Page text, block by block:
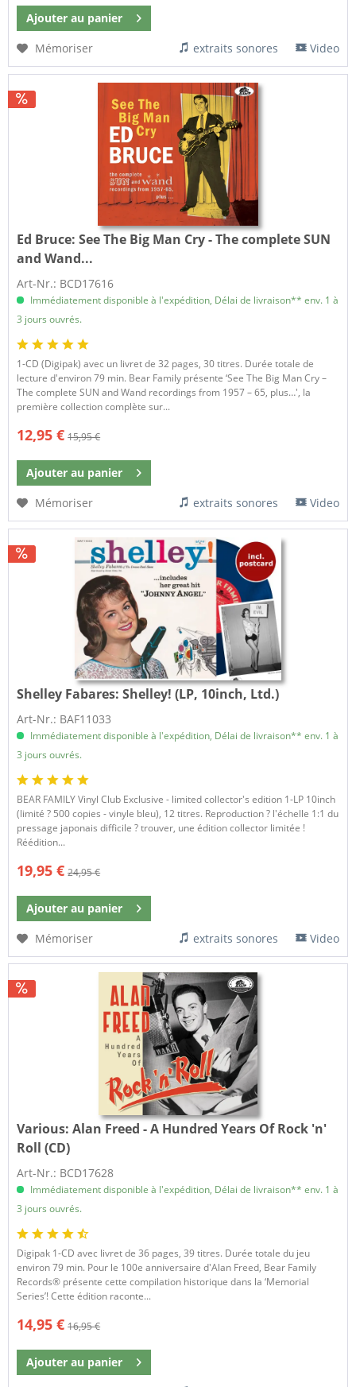
Ajouter au panier
Mémoriser
extraits sonores Video
Ed Bruce:See The Big Man Cry - The complete SUN
and Wand...
Art-Nr.: BCD17616
Immédiatement disponible à l'expédition, Délai de livraison** env. 1 à
3 jours ouvrés.
1-CD (Digipak) avec un livret de 32 pages, 30 titres. Durée totale de
lecture d'environ 79 min. Bear Family présente ‘See The Big Man Cry –
The complete SUN and Wand recordings from 1957 – 65, plus…', la
première collection complète sur...
12,95 € 15,95 €
Ajouter au panier
Mémoriser
extraits sonores Video
Shelley Fabares:Shelley! (LP, 10inch, Ltd.)
Art-Nr.: BAF11033
Immédiatement disponible à l'expédition, Délai de livraison** env. 1 à
3 jours ouvrés.
BEAR FAMILY Vinyl Club Exclusive - limited collector's edition 1-LP 10inch
(limité ? 500 copies - vinyle bleu), 12 titres. Reproduction ? l'échelle 1:1 du
pressage japonais difficile ? trouver, une édition collector limitée !
Réédition...
19,95 € 24,95 €
Ajouter au panier
Mémoriser
extraits sonores Video
Various:Alan Freed - A Hundred Years Of Rock 'n'
Roll (CD)
Art-Nr.: BCD17628
Immédiatement disponible à l'expédition, Délai de livraison** env. 1 à
3 jours ouvrés.
Digipak 1-CD avec livret de 36 pages, 39 titres. Durée totale du jeu
environ 79 min. Pour le 100e anniversaire d'Alan Freed, Bear Family
Records® présente cette compilation historique dans la ‘Memorial
Series’! Cette édition raconte...
14,95 € 16,95 €
Ajouter au panier